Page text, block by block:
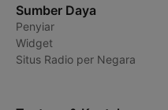
Sumber Daya
Penyiar
Widget
Situs Radio per Negara